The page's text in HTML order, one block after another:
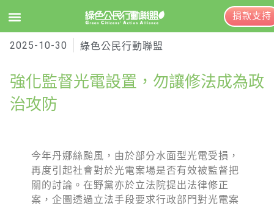
關於綠盟
大事記
綠盟團隊
聯絡資訊
EN
捐款支持
2025-10-30 綠色公民行動聯盟
強化監督光電設置，勿讓修法成為政
治攻防
今年丹娜絲颱風，由於部分水面型光電受損，
再度引起社會對於光電案場是否有效被監督把
關的討論。在野黨亦於立法院提出法律修正
案，企圖透過立法手段要求行政部門對光電案